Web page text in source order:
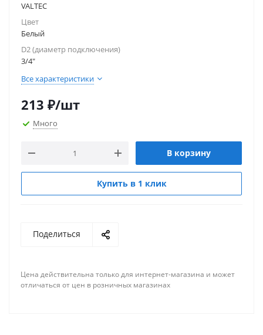
VALTEC
Цвет
Белый
D2 (диаметр подключения)
3/4"
Все характеристики
213 ₽/шт
Много
В корзину
Купить в 1 клик
Поделиться
Цена действительна только для интернет-магазина и может
отличаться от цен в розничных магазинах